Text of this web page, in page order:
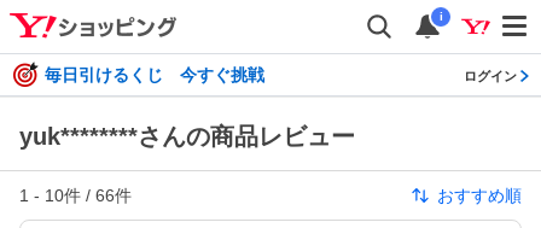
i
毎日引けるくじ 今すぐ挑戦 ログイン
yuk********さんの商品レビュー
1 - 10件 / 66件 おすすめ順